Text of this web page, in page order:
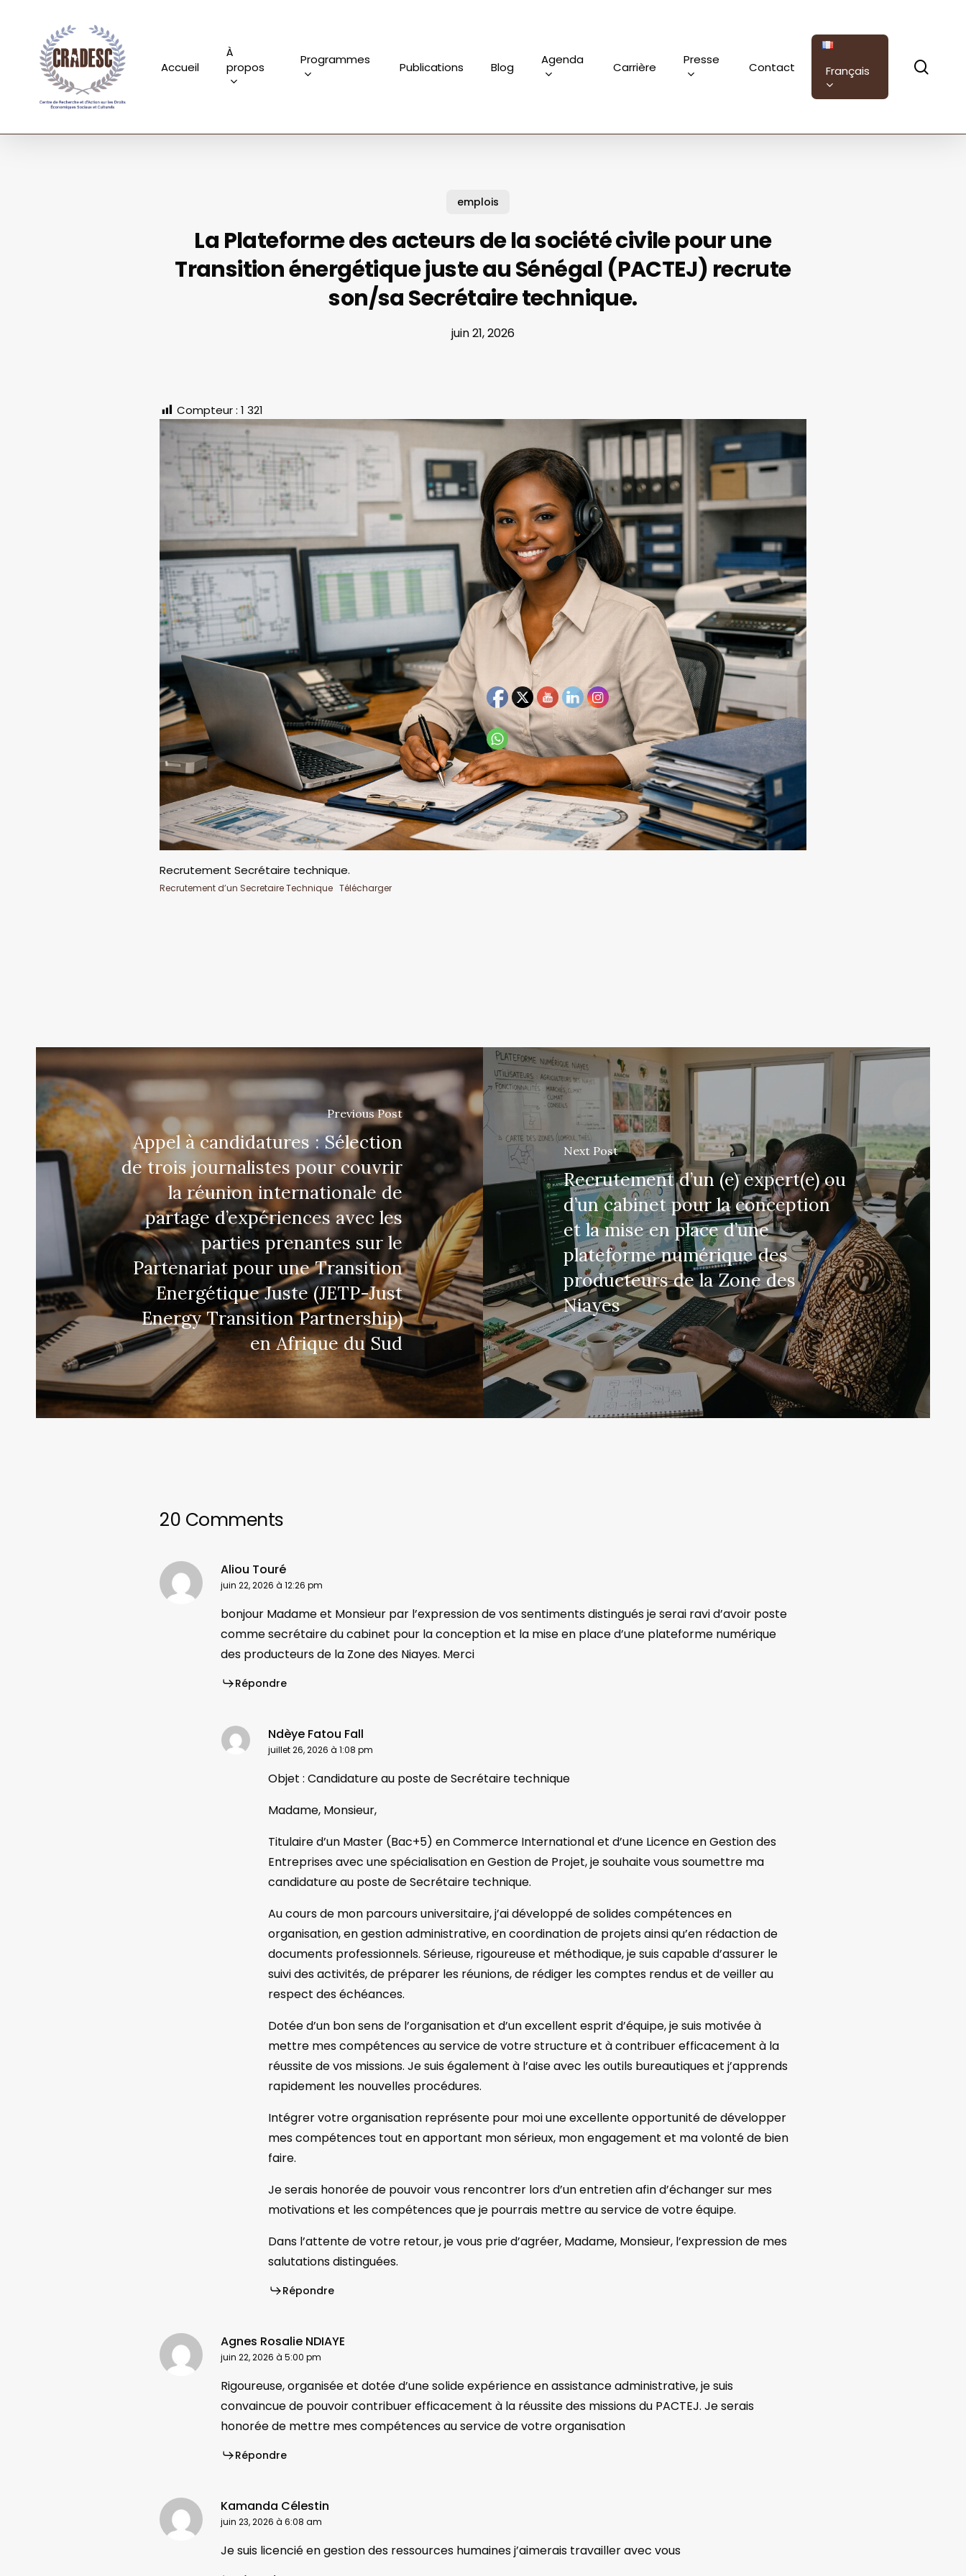
content
Accueil
À
propos
Programmes Publications Blog Agenda Carrière Presse Contact Français
emplois
La Plateforme des acteurs de la société civile pour une
Transition énergétique juste au Sénégal (PACTEJ) recrute
son/sa Secrétaire technique.
juin 21, 2026
Compteur : 1 321
Recrutement Secrétaire technique.
Recrutement d’un Secretaire Technique Télécharger
Previous Post
Appel à candidatures : Sélection
de trois journalistes pour couvrir
la réunion internationale de
partage d’expériences avec les
parties prenantes sur le
Partenariat pour une Transition
Energétique Juste (JETP-Just
Energy Transition Partnership)
en Afrique du Sud
Next Post
Recrutement d’un (e) expert(e) ou
d’un cabinet pour la conception
et la mise en place d’une
plateforme numérique des
producteurs de la Zone des
Niayes
20 Comments
Aliou Touré
juin 22, 2026 à 12:26 pm
bonjour Madame et Monsieur par l’expression de vos sentiments distingués je serai ravi d’avoir poste
comme secrétaire du cabinet pour la conception et la mise en place d’une plateforme numérique
des producteurs de la Zone des Niayes. Merci
Répondre
Ndèye Fatou Fall
juillet 26, 2026 à 1:08 pm
Objet : Candidature au poste de Secrétaire technique
Madame, Monsieur,
Titulaire d’un Master (Bac+5) en Commerce International et d’une Licence en Gestion des
Entreprises avec une spécialisation en Gestion de Projet, je souhaite vous soumettre ma
candidature au poste de Secrétaire technique.
Au cours de mon parcours universitaire, j’ai développé de solides compétences en
organisation, en gestion administrative, en coordination de projets ainsi qu’en rédaction de
documents professionnels. Sérieuse, rigoureuse et méthodique, je suis capable d’assurer le
suivi des activités, de préparer les réunions, de rédiger les comptes rendus et de veiller au
respect des échéances.
Dotée d’un bon sens de l’organisation et d’un excellent esprit d’équipe, je suis motivée à
mettre mes compétences au service de votre structure et à contribuer efficacement à la
réussite de vos missions. Je suis également à l’aise avec les outils bureautiques et j’apprends
rapidement les nouvelles procédures.
Intégrer votre organisation représente pour moi une excellente opportunité de développer
mes compétences tout en apportant mon sérieux, mon engagement et ma volonté de bien
faire.
Je serais honorée de pouvoir vous rencontrer lors d’un entretien afin d’échanger sur mes
motivations et les compétences que je pourrais mettre au service de votre équipe.
Dans l’attente de votre retour, je vous prie d’agréer, Madame, Monsieur, l’expression de mes
salutations distinguées.
Répondre
Agnes Rosalie NDIAYE
juin 22, 2026 à 5:00 pm
Rigoureuse, organisée et dotée d’une solide expérience en assistance administrative, je suis
convaincue de pouvoir contribuer efficacement à la réussite des missions du PACTEJ. Je serais
honorée de mettre mes compétences au service de votre organisation
Répondre
Kamanda Célestin
juin 23, 2026 à 6:08 am
Je suis licencié en gestion des ressources humaines j’aimerais travailler avec vous